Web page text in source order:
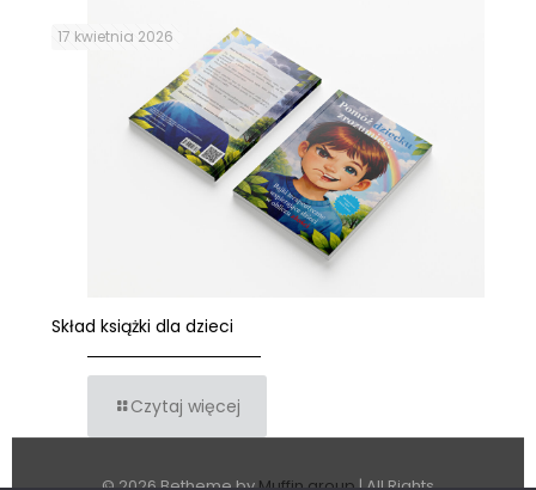
17 kwietnia 2026
Skład książki dla dzieci
Czytaj więcej